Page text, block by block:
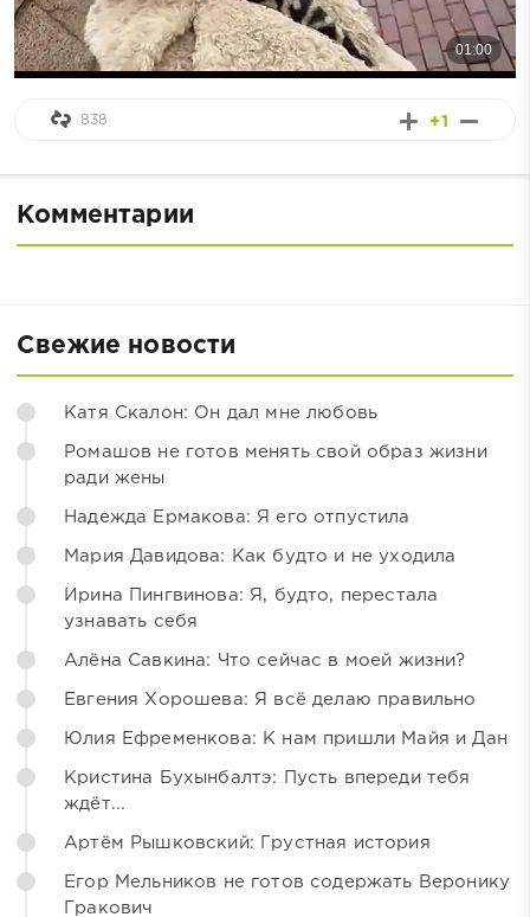
+1
838
Комментарии
Свежие новости
Катя Скалон: Он дал мне любовь
Ромашов не готов менять свой образ жизни
ради жены
Надежда Ермакова: Я его отпустила
Мария Давидова: Как будто и не уходила
Ирина Пингвинова: Я, будто, перестала
узнавать себя
Алёна Савкина: Что сейчас в моей жизни?
Евгения Хорошева: Я всё делаю правильно
Юлия Ефременкова: К нам пришли Майя и Дан
Кристина Бухынбалтэ: Пусть впереди тебя
ждёт...
Артём Рышковский: Грустная история
Егор Мельников не готов содержать Веронику
Гракович